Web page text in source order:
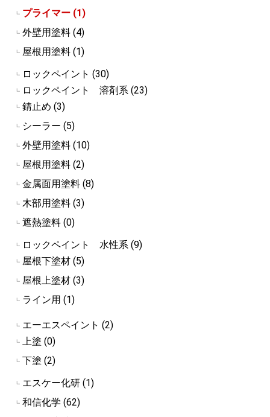
┗ プライマー (1)
┗ 外壁用塗料 (4)
┗ 屋根用塗料 (1)
┗ ロックペイント (30)
┗ ロックペイント 溶剤系 (23)
┗ 錆止め (3)
┗ シーラー (5)
┗ 外壁用塗料 (10)
┗ 屋根用塗料 (2)
┗ 金属面用塗料 (8)
┗ 木部用塗料 (3)
┗ 遮熱塗料 (0)
┗ ロックペイント 水性系 (9)
┗ 屋根下塗材 (5)
┗ 屋根上塗材 (3)
┗ ライン用 (1)
┗ エーエスペイント (2)
┗ 上塗 (0)
┗ 下塗 (2)
┗ エスケー化研 (1)
┗ 和信化学 (62)